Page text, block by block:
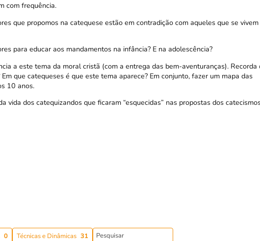
com frequência.
que propomos na catequese estão em contradição com aqueles que se
para educar aos mandamentos na infância? E na adolescência?
a este tema da moral cristã (com a entrega das bem-aventuranças). Recorda
que catequeses é que este tema aparece? Em conjunto, fazer um mapa das
10 anos.
vida dos catequizandos que ficaram “esquecidas” nas propostas dos
0 Técnicas e Dinâmicas 31